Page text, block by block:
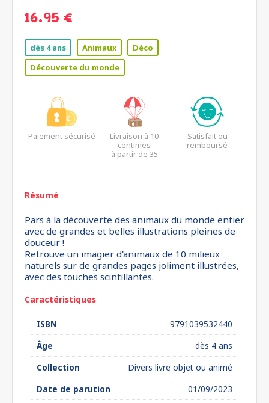
16.95 €
dès 4 ans Animaux
Déco
Découverte du monde
Paiement sécurisé
Livraison à 10
centimes
à partir de 35
Satisfait ou
remboursé
Résumé
Pars à la découverte des animaux du monde entier
avec de grandes et belles illustrations pleines de
douceur !
Retrouve un imagier d'animaux de 10 milieux
naturels sur de grandes pages joliment illustrées,
avec des touches scintillantes.
Caractéristiques
ISBN
9791039532440
Âge
dès 4 ans
Collection
Divers livre objet ou animé
Date de parution
01/09/2023